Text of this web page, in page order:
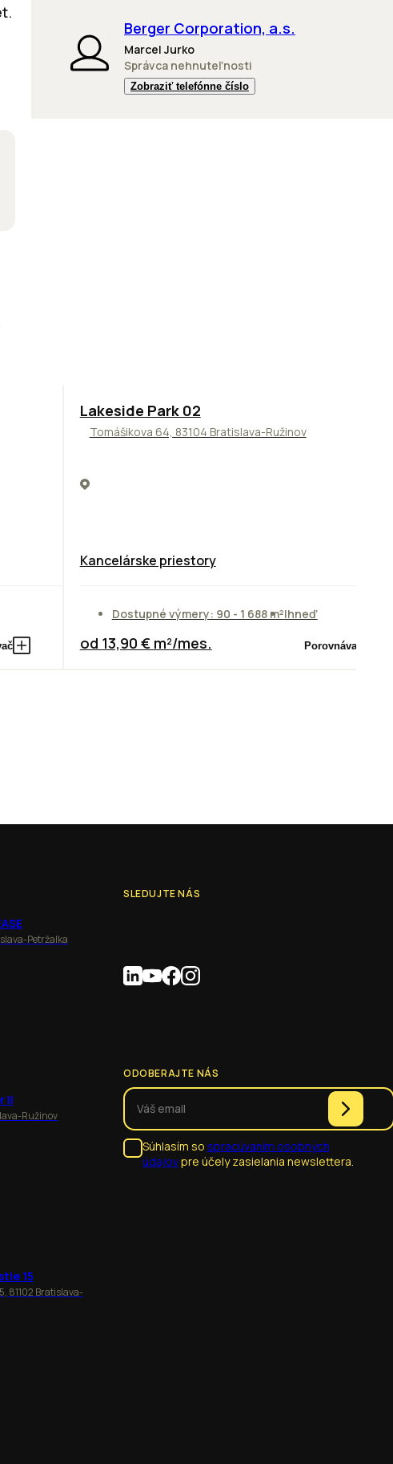
Berger Corporation, a.s.
Marcel Jurko
Správca nehnuteľnosti
Zobraziť telefónne číslo
ODPORÚČAME
Lakeside Park 02
Tomášikova 64, 83104 Bratislava-Ružinov
Kancelárske priestory
Dostupné výmery: 90 - 1 688 m²Ihneď
od 13,90 € m²/mes. Porovnávač
Petržalka
II
Ružinov
15
81102 Bratislava-
SLEDUJTE NÁS
ODOBERAJTE NÁS
Súhlasím so spracúvaním osobných
údajovpre účely zasielania newslettera.